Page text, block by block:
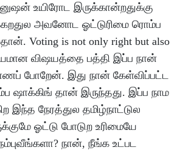
உயிரோட இருக்கான்றதுக்கு
அவனோட ஓட்டுரிமை ரொம்ப
Voting is not only right but also
விஷயத்தை பத்தி இப்ப நான்
போறேன். இது நான் கேள்விப்பட்ட
ஷாக்கிங் தான் இருந்தது. இப்ப நாம
இந்த நேரத்துல தமிழ்நாட்டுல
ஓட்டு போடுற உரிமையே
நான், நீங்க உட்பட